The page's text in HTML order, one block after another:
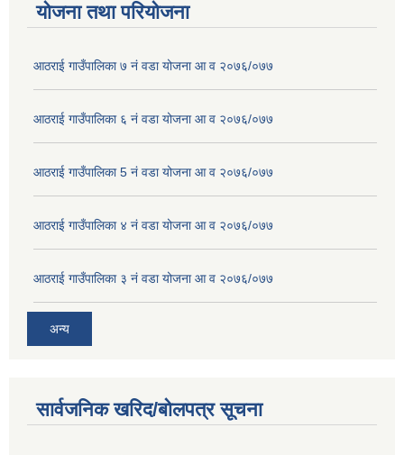
योजना तथा परियोजना
आठराई गाउँपालिका ७ नं वडा योजना आ व २०७६/०७७
आठराई गाउँपालिका ६ नं वडा योजना आ व २०७६/०७७
आठराई गाउँपालिका 5 नं वडा योजना आ व २०७६/०७७
आठराई गाउँपालिका ४ नं वडा योजना आ व २०७६/०७७
आठराई गाउँपालिका ३ नं वडा योजना आ व २०७६/०७७
अन्य
सार्वजनिक खरिद/बोलपत्र सूचना